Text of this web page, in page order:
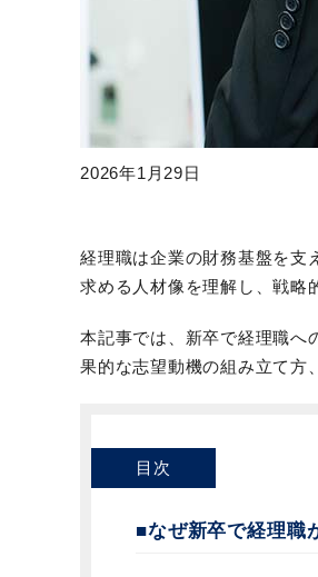
2026年1月29日
経理職は企業の財務基盤を支
求める人材像を理解し、戦略
本記事では、新卒で経理職へ
果的な志望動機の組み立て方
目次
■なぜ新卒で経理職